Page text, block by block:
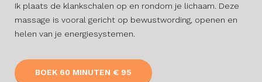
Ik plaats de klankschalen op en rondom je lichaam. Deze
massage is vooral gericht op bewustwording, openen en
helen van je energiesystemen.
BOEK 60 MINUTEN € 95